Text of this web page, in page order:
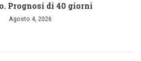
Prognosi di 40 giorni
Agosto 4, 2026